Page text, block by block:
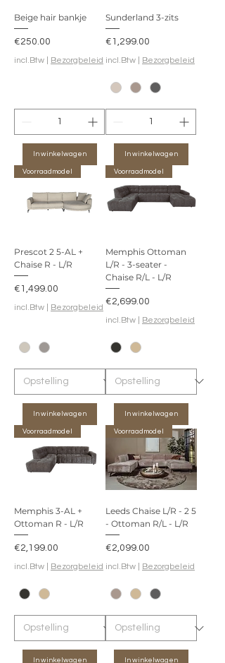
Beige hair bankje
Prijs
€250.00
incl.Btw Bezorgbeleid
In winkelwagen
Sunderland 3-zits
Prijs
€1,299.00
incl.Btw Bezorgbeleid
In winkelwagen
Voorraadmodel
Prescot 2 5-AL +
Chaise R - L/R
Prijs
€1,499.00
incl.Btw Bezorgbeleid
In winkelwagen
Voorraadmodel
Memphis Ottoman
L/R - 3-seater -
Chaise R/L - L/R
Prijs
€2,699.00
incl.Btw Bezorgbeleid
In winkelwagen
Voorraadmodel
Memphis 3-AL +
Ottoman R - L/R
Prijs
€2,199.00
incl.Btw Bezorgbeleid
In winkelwagen
Voorraadmodel
Leeds Chaise L/R - 2 5
- Ottoman R/L - L/R
Prijs
€2,099.00
incl.Btw Bezorgbeleid
In winkelwagen